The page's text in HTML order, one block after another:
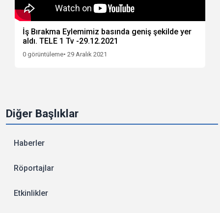
Diğer Başlıklar
Haberler
Röportajlar
Etkinlikler
İş Bırakma Eylemimiz basında geniş şekilde yer
aldı. TELE 1 Tv -29.12.2021
0 görüntüleme• 29 Aralık 2021